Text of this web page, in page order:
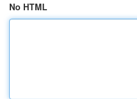
No HTML